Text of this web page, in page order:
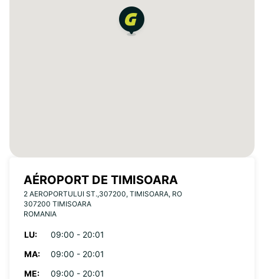
AÉROPORT DE TIMISOARA
2 AEROPORTULUI ST.,307200, TIMISOARA, RO
307200 TIMISOARA
ROMANIA
LU:
09:00 - 20:01
MA:
09:00 - 20:01
ME:
09:00 - 20:01